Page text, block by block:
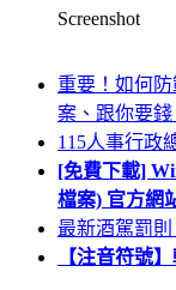
Screenshot
重要！如何
案、跟你要錢
115人事行政
[免費下載]
檔案) 官方網
最新酒駕罰
【注音符號